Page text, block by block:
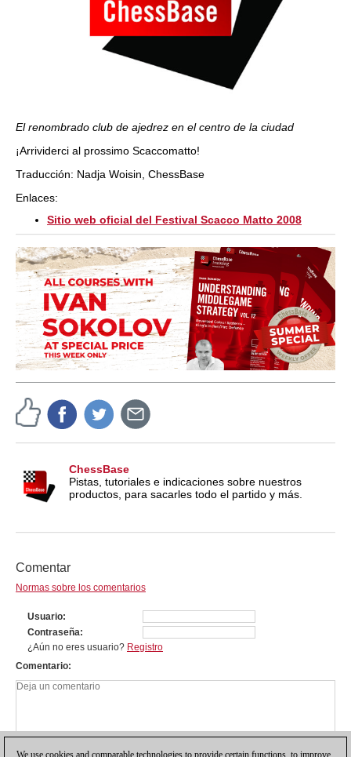
El renombrado club de ajedrez en el centro de la ciudad
¡Arrividerci al prossimo Scaccomatto!
Traducción: Nadja Woisin, ChessBase
Enlaces:
Sitio web oficial del Festival Scacco Matto 2008
ChessBase
Pistas, tutoriales e indicaciones sobre nuestros
productos, para sacarles todo el partido y más.
Comentar
Normas sobre los comentarios
Usuario
Contraseña
¿Aún no eres usuario? Registro
Comentario
We use cookies and comparable technologies to provide certain functions, to improve